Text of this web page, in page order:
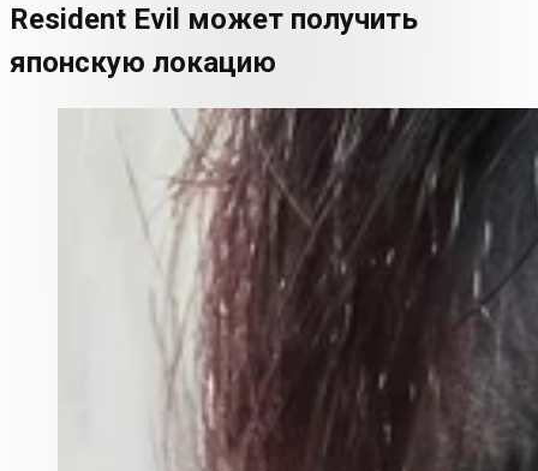
Resident Evil может получить
японскую локацию